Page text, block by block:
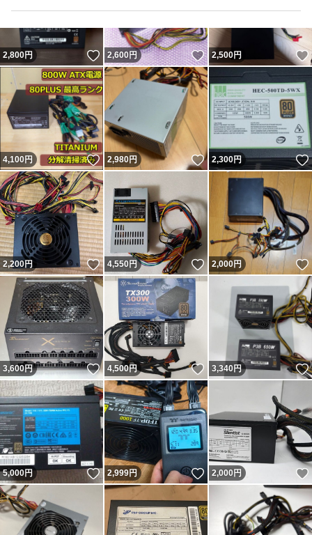
2,800円 いいね！
2,600円 いいね！
2,500円
4,100円 いいね！
2,980円 いいね！
2,300円
2,200円 いいね！
4,550円 いいね！
2,000円
3,600円 いいね！
4,500円 いいね！
3,340円
5,000円 いいね！
2,999円 いいね！
2,000 円